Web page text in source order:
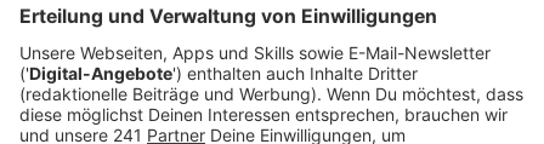
ihn erst gar nicht entstehen zu lassen.
Veröffentlicht:Mittwoch, 09.12.2020 13:55
Anzeige